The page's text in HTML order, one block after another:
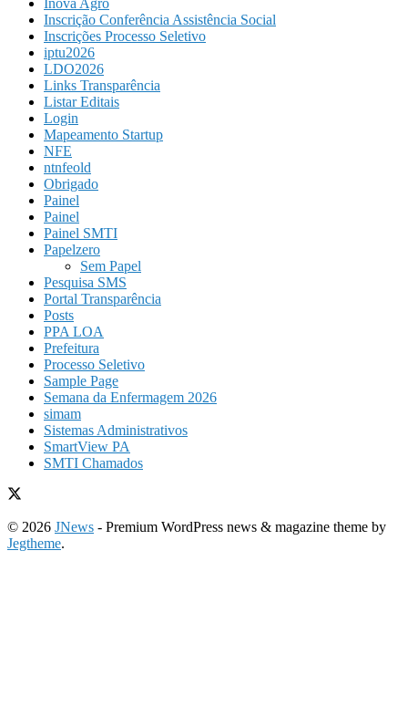
Inscrição Conferência Assistência Social
Inscrições Processo Seletivo
iptu2026
LDO2026
Links Transparência
Listar Editais
Login
Mapeamento Startup
NFE
ntnfeold
Obrigado
Painel
Painel
Painel SMTI
Papelzero
Sem Papel
Pesquisa SMS
Portal Transparência
Posts
PPA LOA
Prefeitura
Processo Seletivo
Sample Page
Semana da Enfermagem 2026
simam
Sistemas Administrativos
SmartView PA
SMTI Chamados
© 2026 JNews - Premium WordPress news & magazine theme by
Jegtheme.